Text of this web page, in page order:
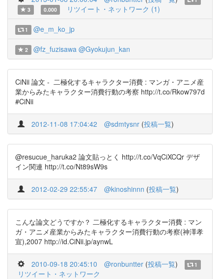
3
0.000 リツイート・ネットワーク (1)
1 @e_m_ko_jp
2 @fz_fuzisawa @Gyokujun_kan
CiNii 論文 - 二極化するキャラクター消費 : マンガ・アニメ産
業からみたキャラクター消費行動の考察 http://t.co/Rkow797d
#CiNii
2012-11-08 17:04:42 @sdmtysnr (投稿一覧)
@resucue_haruka2 論文貼っとく http://t.co/VqCiXCQr デザ
イン関連 http://t.co/Nt89sW9s
2012-02-29 22:55:47 @kinoshinnn (投稿一覧)
こんな論文どうですか？ 二極化するキャラクター消費 : マン
ガ・アニメ産業からみたキャラクター消費行動の考察(神澤孝
宣),2007 http://id.CiNii.jp/aynwL
2010-09-18 20:45:10 @ronbuntter (投稿一覧) 1
リツイート・ネットワーク